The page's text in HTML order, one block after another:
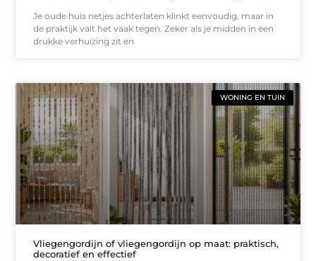
Je oude huis netjes achterlaten klinkt eenvoudig, maar in
de praktijk valt het vaak tegen. Zeker als je midden in een
drukke verhuizing zit en
WONING EN TUIN
Vliegengordijn of vliegengordijn op maat: praktisch,
decoratief en effectief